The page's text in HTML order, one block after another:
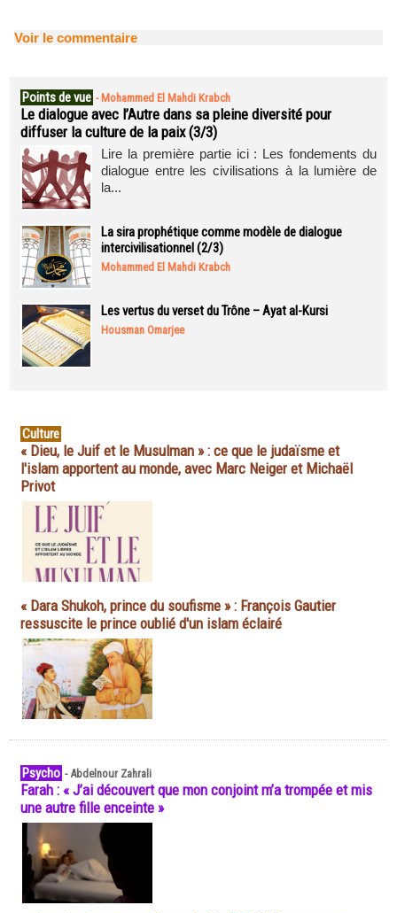
Voir le commentaire
Points de vue - Mohammed El Mahdi Krabch
Le dialogue avec l’Autre dans sa pleine diversité pour
diffuser la culture de la paix (3/3)
Lire la première partie ici : Les fondements du
dialogue entre les civilisations à la lumière de
la...
La sira prophétique comme modèle de dialogue
intercivilisationnel (2/3)
Mohammed El Mahdi Krabch
Les vertus du verset du Trône – Ayat al-Kursi
Housman Omarjee
Culture
« Dieu, le Juif et le Musulman » : ce que le judaïsme et
l'islam apportent au monde, avec Marc Neiger et Michaël
Privot
« Dara Shukoh, prince du soufisme » : François Gautier
ressuscite le prince oublié d'un islam éclairé
Psycho -Abdelnour Zahrali
Farah : « J’ai découvert que mon conjoint m’a trompée et mis
une autre fille enceinte »